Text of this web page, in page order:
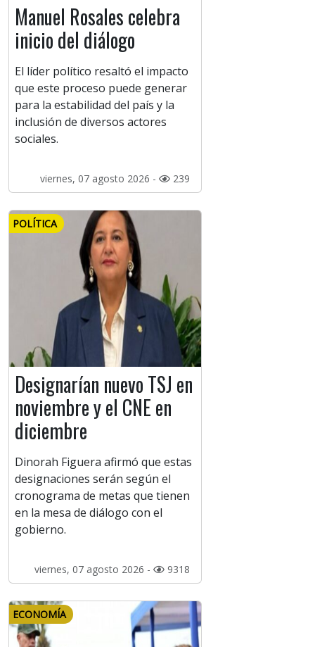
Manuel Rosales celebra
inicio del diálogo
El líder político resaltó el impacto
que este proceso puede generar
para la estabilidad del país y la
inclusión de diversos actores
sociales.
viernes, 07 agosto 2026 - 239
POLÍTICA
Designarían nuevo TSJ en
noviembre y el CNE en
diciembre
Dinorah Figuera afirmó que estas
designaciones serán según el
cronograma de metas que tienen
en la mesa de diálogo con el
gobierno.
viernes, 07 agosto 2026 - 9318
ECONOMÍA